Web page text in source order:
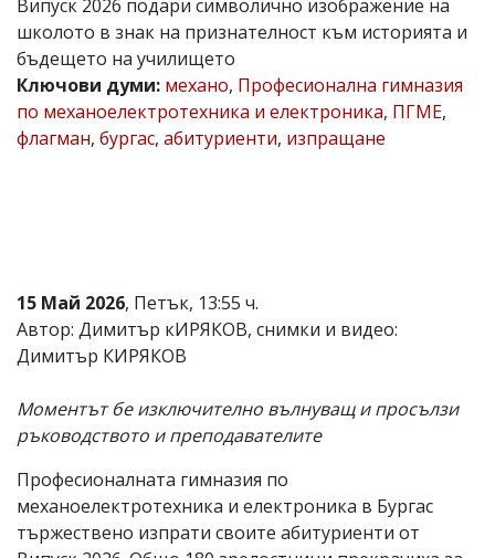
под
статиите
се
от
читателите
Ако
откриете
обиден
за
коментар,
моля
сигнализирайте
Випуск 2026 подари символично изображение на
школото в знак на признателност към историята и
бъдещето на училището
Ключови думи: механо, Професионална гимназия
по механоелектротехника и електроника, ПГМЕ,
флагман, бургас, абитуриенти, изпращане
15 Май 2026, Петък, 13:55 ч.
Автор: Димитър кИРЯКОВ, снимки и видео:
Димитър КИРЯКОВ
Моментът бе изключително вълнуващ и просълзи
ръководството и преподавателите
Професионалната гимназия по
механоелектротехника и електроника в Бургас
тържествено изпрати своите абитуриенти от